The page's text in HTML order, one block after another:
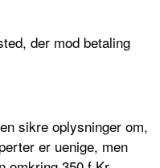
der mod betaling
sikre oplysninger om,
er uenige, men